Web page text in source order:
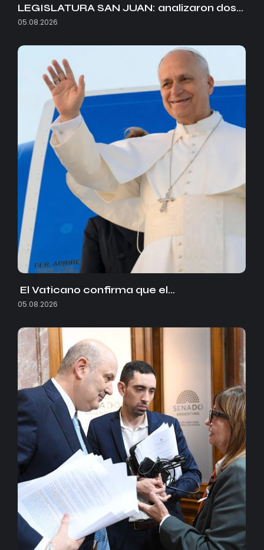
LEGISLATURA SAN JUAN: analizaron dos…
05.08.2026
El Vaticano confirma que el…
05.08.2026